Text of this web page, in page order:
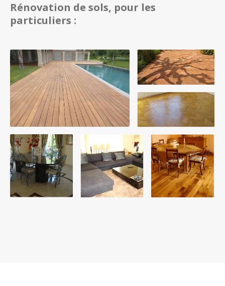
Rénovation de sols, pour les
particuliers :